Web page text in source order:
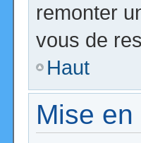
remonter
vous de
Haut
Mise